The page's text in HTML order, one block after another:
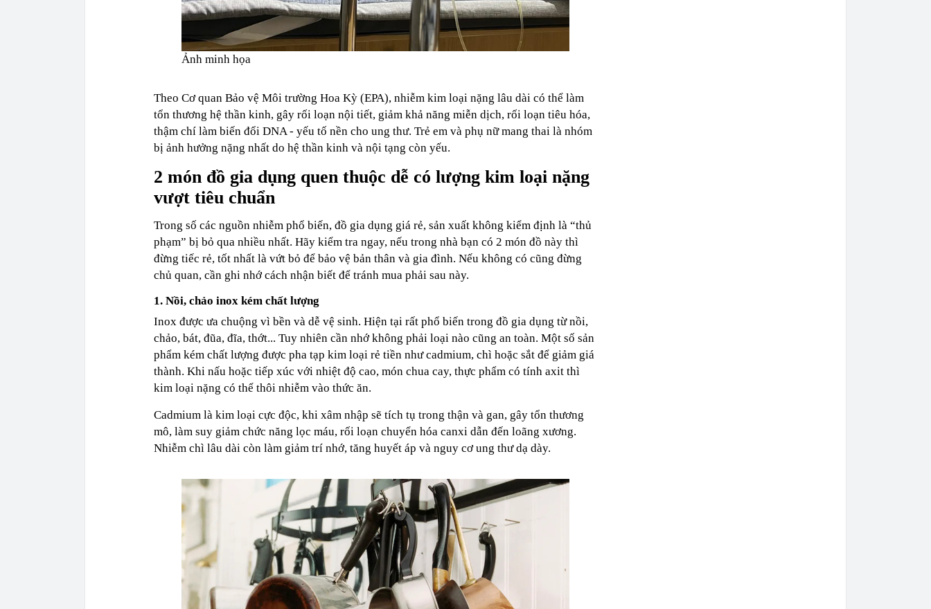
Ảnh minh họa
Theo Cơ quan Bảo vệ Môi trường Hoa Kỳ (EPA), nhiễm kim loại nặng lâu dài có thể làm
tổn thương hệ thần kinh, gây rối loạn nội tiết, giảm khả năng miễn dịch, rối loạn tiêu hóa,
thậm chí làm biến đổi DNA - yếu tố nền cho ung thư. Trẻ em và phụ nữ mang thai là nhóm
bị ảnh hưởng nặng nhất do hệ thần kinh và nội tạng còn yếu.
2 món đồ gia dụng quen thuộc dễ có lượng kim loại nặng
vượt tiêu chuẩn
Trong số các nguồn nhiễm phổ biến, đồ gia dụng giá rẻ, sản xuất không kiểm định là “thủ
phạm” bị bỏ qua nhiều nhất. Hãy kiểm tra ngay, nếu trong nhà bạn có 2 món đồ này thì
đừng tiếc rẻ, tốt nhất là vứt bỏ để bảo vệ bản thân và gia đình. Nếu không có cũng đừng
chủ quan, cần ghi nhớ cách nhận biết để tránh mua phải sau này.
1. Nồi, chảo inox kém chất lượng
Inox được ưa chuộng vì bền và dễ vệ sinh. Hiện tại rất phổ biến trong đồ gia dụng từ nồi,
chảo, bát, đũa, đĩa, thớt... Tuy nhiên cần nhớ không phải loại nào cũng an toàn. Một số sản
phẩm kém chất lượng được pha tạp kim loại rẻ tiền như cadmium, chì hoặc sắt để giảm giá
thành. Khi nấu hoặc tiếp xúc với nhiệt độ cao, món chua cay, thực phẩm có tính axit thì
kim loại nặng có thể thôi nhiễm vào thức ăn.
Cadmium là kim loại cực độc, khi xâm nhập sẽ tích tụ trong thận và gan, gây tổn thương
mô, làm suy giảm chức năng lọc máu, rối loạn chuyển hóa canxi dẫn đến loãng xương.
Nhiễm chì lâu dài còn làm giảm trí nhớ, tăng huyết áp và nguy cơ ung thư dạ dày.